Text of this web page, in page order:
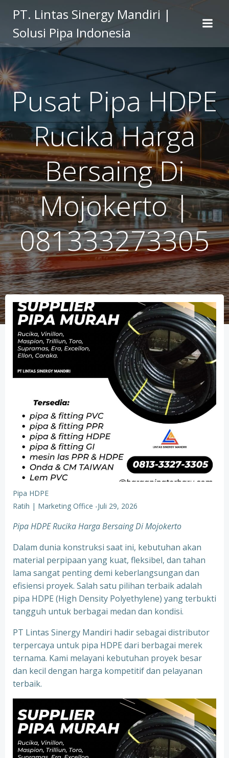
to
content
PT. Lintas Sinergy Mandiri |
Solusi Pipa Indonesia
Pusat Pipa HDPE
Rucika Harga
Bersaing Di
Mojokerto |
081333273305
Pipa HDPE
Ratih | Marketing Office -Juli 29, 2026
Pipa HDPE Rucika Harga Bersaing Di Mojokerto
Dalam dunia konstruksi saat ini, kebutuhan akan
material perpipaan yang kuat, fleksibel, dan tahan
lama sangat penting demi keberlangsungan dan
efisiensi proyek. Salah satu pilihan terbaik adalah
pipa HDPE (High Density Polyethylene) yang terbukti
tangguh untuk berbagai medan dan kondisi.
PT Lintas Sinergy Mandiri hadir sebagai distributor
terpercaya untuk pipa HDPE dari berbagai merek
ternama. Kami melayani kebutuhan proyek besar
dan kecil dengan harga kompetitif dan pelayanan
terbaik.